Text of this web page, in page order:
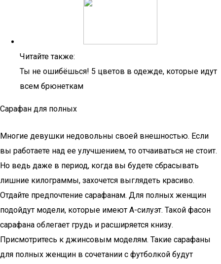
Читайте также:
Ты не ошибёшься! 5 цветов в одежде, которые идут
всем брюнеткам
Сарафан для полных
Многие девушки недовольны своей внешностью. Если
вы работаете над ее улучшением, то отчаиваться не стоит.
Но ведь даже в период, когда вы будете сбрасывать
лишние килограммы, захочется выглядеть красиво.
Отдайте предпочтение сарафанам. Для полных женщин
подойдут модели, которые имеют А-силуэт. Такой фасон
сарафана облегает грудь и расширяется книзу.
Присмотритесь к джинсовым моделям. Такие сарафаны
для полных женщин в сочетании с футболкой будут